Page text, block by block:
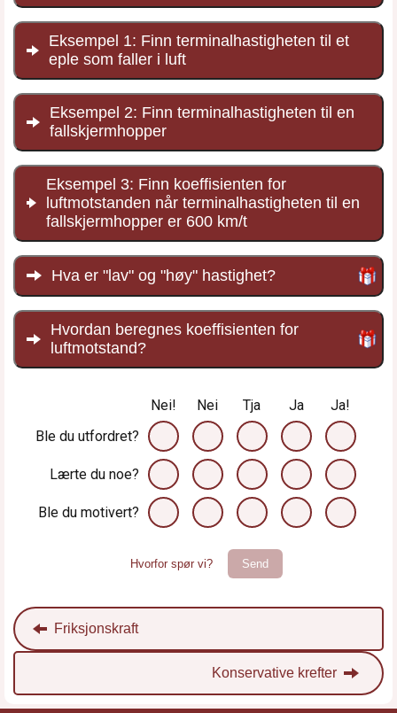
Eksempel 1: Finn terminalhastigheten til et
eple som faller i luft
Eksempel 2: Finn terminalhastigheten til en
fallskjermhopper
Eksempel 3: Finn koeffisienten for
luftmotstanden når terminalhastigheten til en
fallskjermhopper er 600 km/t
Hva er "lav" og "høy" hastighet?
Hvordan beregnes koeffisienten for
luftmotstand?
Nei! Nei Tja Ja
Ja!
Ble du utfordret?
Lærte du noe?
Ble du motivert?
Hvorfor spør vi? Send
Friksjonskraft
Konservative krefter